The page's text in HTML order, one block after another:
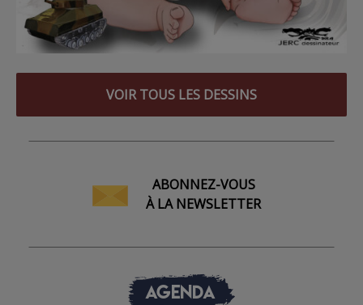
VOIR TOUS LES DESSINS
ABONNEZ-VOUS
À LA NEWSLETTER
AGENDA